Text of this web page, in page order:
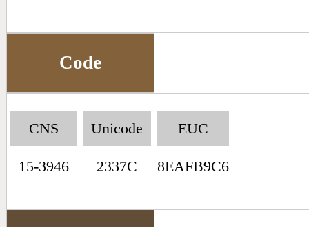
Code
CNS
15-3946
Unicode
2337C
EUC
8EAFB9C6